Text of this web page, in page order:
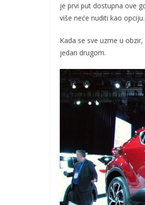
je prvi put dostupna ove
više neće nuditi kao opciju.
Kada se sve uzme u
jedan drugom.